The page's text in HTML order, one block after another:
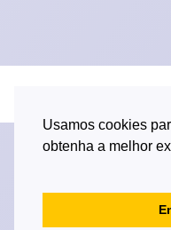
Usamos cookies
obtenha a melhor